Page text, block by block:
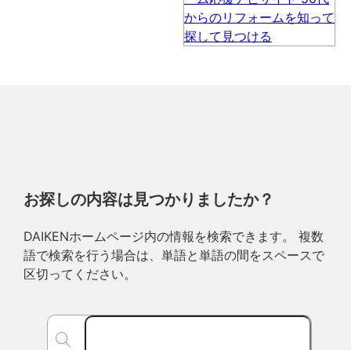
お探しの内容は見つかりましたか？
DAIKENホームページ内の情報を検索できます。 複数
語で検索を行う場合は、単語と単語の間をスペースで
区切ってください。